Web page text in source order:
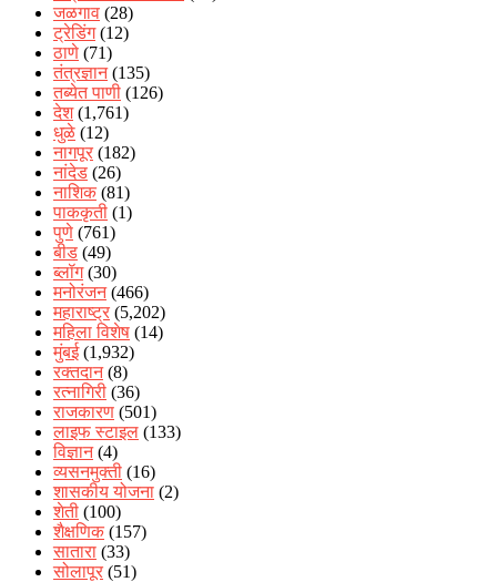
जळगाव (28)
ट्रेडिंग(12)
ठाणे (71)
तंत्रज्ञान(135)
तब्येत पाणी (126)
देश(1,761)
धुळे (12)
नागपूर (182)
नांदेड (26)
नाशिक (81)
पाककृती (1)
पुणे (761)
बीड (49)
ब्लॉग(30)
मनोरंजन(466)
महाराष्ट्र (5,202)
महिला विशेष (14)
मुंबई(1,932)
रक्‍तदान(8)
रत्नागिरी (36)
राजकारण (501)
लाइफ स्टाइल (133)
विज्ञान(4)
व्यसनमुक्ती (16)
शासकीय योजना (2)
शेती (100)
शैक्षणिक (157)
सातारा (33)
सोलापूर (51)